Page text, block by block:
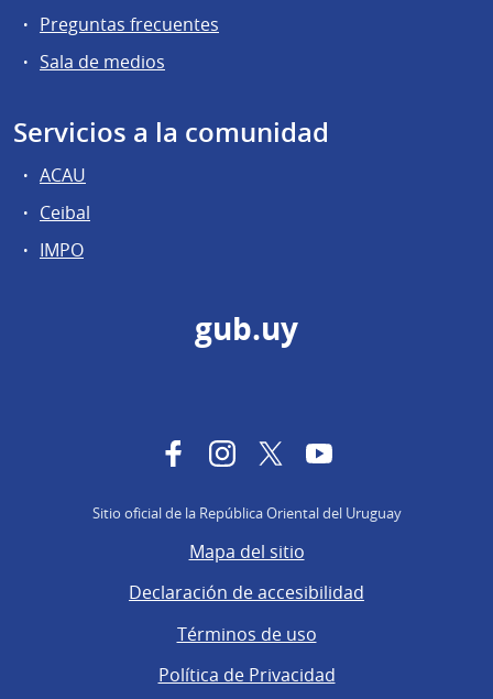
Preguntas frecuentes
Sala de medios
Servicios a la comunidad
ACAU
Ceibal
IMPO
gub.uy
FacebookInstagram
TwitterYouTube
Sitio oficial de la República Oriental del Uruguay
Mapa del sitio
Declaración de accesibilidad
Términos de uso
Política de Privacidad